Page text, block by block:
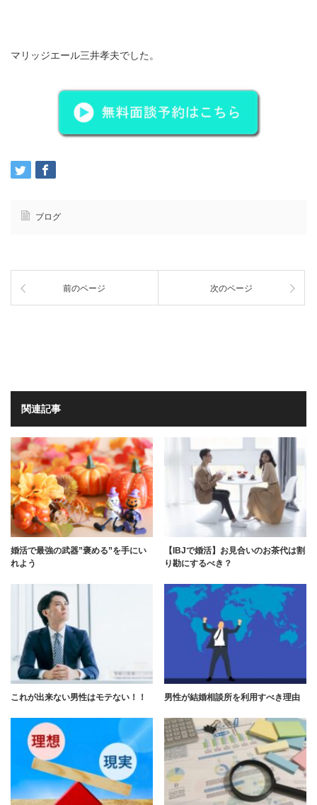
マリッジエール三井孝夫でした。
ブログ
前のページ 次のページ
関連記事
婚活で最強の武器”褒める”を手にい
れよう
【IBJで婚活】お見合いのお茶代は割
り勘にするべき？
これが出来ない男性はモテない！！ 男性が結婚相談所を利用すべき理由